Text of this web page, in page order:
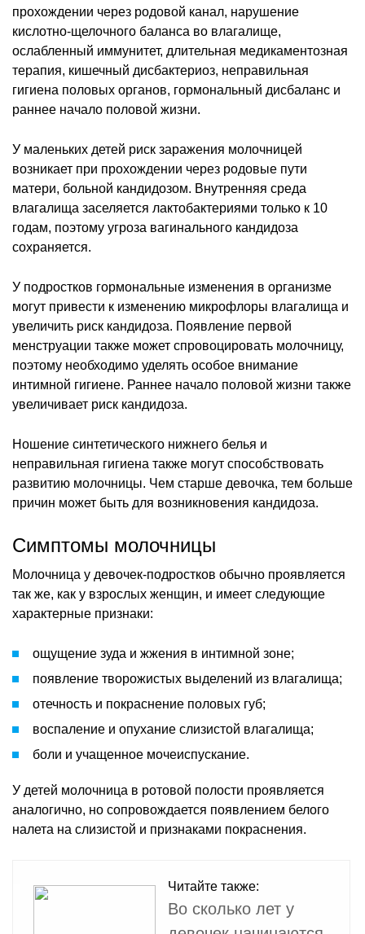
прохождении через родовой канал, нарушение
кислотно-щелочного баланса во влагалище,
ослабленный иммунитет, длительная медикаментозная
терапия, кишечный дисбактериоз, неправильная
гигиена половых органов, гормональный дисбаланс и
раннее начало половой жизни.
У маленьких детей риск заражения молочницей
возникает при прохождении через родовые пути
матери, больной кандидозом. Внутренняя среда
влагалища заселяется лактобактериями только к 10
годам, поэтому угроза вагинального кандидоза
сохраняется.
У подростков гормональные изменения в организме
могут привести к изменению микрофлоры влагалища и
увеличить риск кандидоза. Появление первой
менструации также может спровоцировать молочницу,
поэтому необходимо уделять особое внимание
интимной гигиене. Раннее начало половой жизни также
увеличивает риск кандидоза.
Ношение синтетического нижнего белья и
неправильная гигиена также могут способствовать
развитию молочницы. Чем старше девочка, тем больше
причин может быть для возникновения кандидоза.
Симптомы молочницы
Молочница у девочек-подростков обычно проявляется
так же, как у взрослых женщин, и имеет следующие
характерные признаки:
ощущение зуда и жжения в интимной зоне;
появление творожистых выделений из влагалища;
отечность и покраснение половых губ;
воспаление и опухание слизистой влагалища;
боли и учащенное мочеиспускание.
У детей молочница в ротовой полости проявляется
аналогично, но сопровождается появлением белого
налета на слизистой и признаками покраснения.
Читайте также:
Во сколько лет у